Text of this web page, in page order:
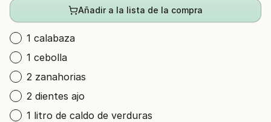
Añadir a la lista de la compra
1 calabaza
1 cebolla
2 zanahorias
2 dientes ajo
1 litro de caldo de verduras